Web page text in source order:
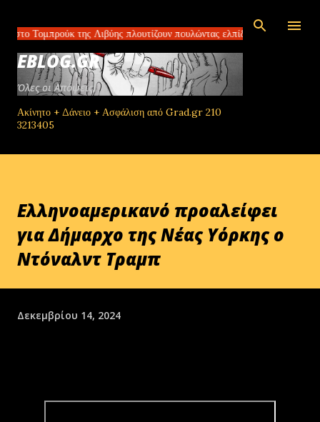
Λιβύης πλουτίζουν πουλώντας ελπίδα ΗΠΑ και Κίνα
EBLOG.GR
Όλες οι Απόψεις!
Ακίνητο + Δάνειο + Ασφάλιση από Grad.gr 210
3213405
Ελληνοαμερικανό προαλείφει
για Δήμαρχο της Νέας Υόρκης ο
Ντόναλντ Τραμπ
Δεκεμβρίου 14, 2024